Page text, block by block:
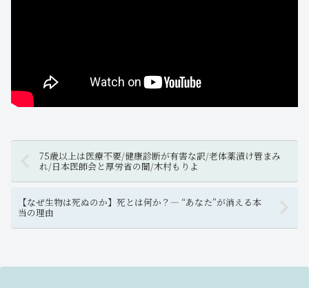
75歳以上は医療不要/健康診断が有害な訳/老体薬漬け管まみ
れ/日本医師会と厚労省の闇/木村もりよ
【なぜ生物は死ぬのか】死とは何か？― “あなた”が消える本
当の理由